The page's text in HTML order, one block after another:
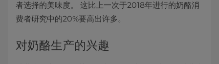
者选择的美味度。 这比上一次于2018年进行的奶酪消
费者研究中的20%要高出许多。
对奶酪生产的兴趣